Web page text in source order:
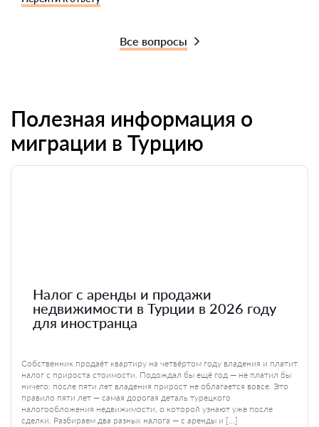
Все вопросы
Полезная информация о
миграции в Турцию
Налог с аренды и продажи
недвижимости в Турции в 2026 году
для иностранца
Собственник продаёт квартиру на четвёртом году владения и платит
налог с прироста стоимости. Подождал бы ещё год — не платил бы
ничего: после пяти лет владения прирост не облагается вовсе. Это
правило пяти лет — самая дорогая деталь турецкого
налогообложения недвижимости, о которой узнают уже после
сделки. Разбираем два разных налога — с аренды и […]